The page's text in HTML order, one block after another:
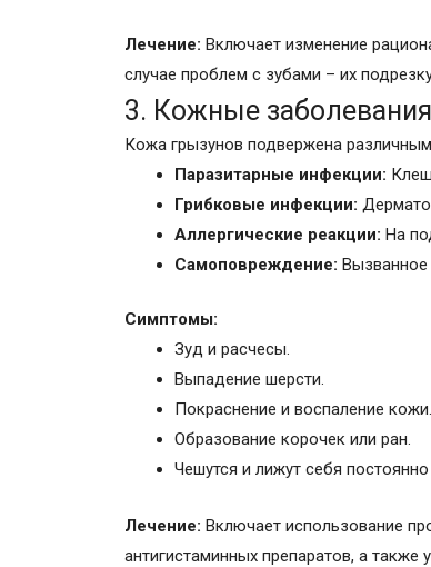
Лечение: Включает изменение
случае проблем с зубами – их
3. Кожные заболевания
Кожа грызунов подвержена
Паразитарные инфекции:
Грибковые инфекции:
Аллергические реакции: На
Самоповреждение: Вызванное
Симптомы:
Зуд и расчесы.
Выпадение шерсти.
Покраснение и воспаление кожи.
Образование корочек или ран.
Чешутся и лижут себя постоянно
Лечение: Включает использование
антигистаминных препаратов, а